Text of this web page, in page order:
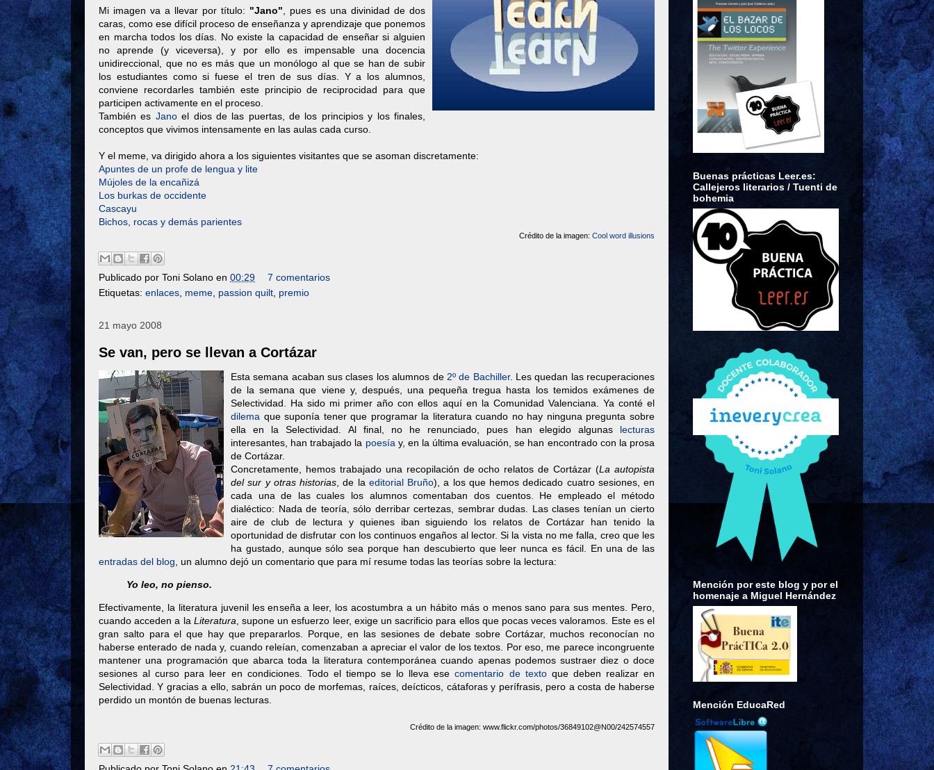
Mi imagen va a llevar por título: "Jano" , pues es una divinidad de dos
caras, como ese difícil proceso de enseñanza y aprendizaje que ponemos
en marcha todos los días. No existe la capacidad de enseñar si alguien
no aprende (y viceversa), y por ello es impensable una docencia
unidireccional, que no es más que un monólogo al que se han de subir
los estudiantes como si fuese el tren de sus días. Y a los alumnos,
conviene recordarles también este principio de reciprocidad para que
participen activamente en el proceso.
También es Janoel dios de las puertas, de los principios y los finales,
conceptos que vivimos intensamente en las aulas cada curso.
Y el meme, va dirigido ahora a los siguientes visitantes que se asoman discretamente:
Apuntes de un profe de lengua y lite
Mújoles de la encañizá
Los burkas de occidente
Cascayu
Bichos, rocas y demás parientes
Crédito de la imagen: Cool word illusions
Publicado por Toni Solano en 00:29
7 comentarios
Etiquetas: enlaces meme passion quilt premio
21 mayo 2008
Se van, pero se llevan a Cortázar
Esta semana acaban sus clases los alumnos de 2º de Bachiller. Les quedan las recuperaciones
de la semana que viene y, después, una pequeña tregua hasta los temidos exámenes de
Selectividad. Ha sido mi primer año con ellos aquí en la Comunidad Valenciana. Ya conté el
dilema que suponía tener que programar la literatura cuando no hay ninguna pregunta sobre
ella en la Selectividad. Al final, no he renunciado, pues han elegido algunas lecturas
interesantes, han trabajado la poesía y, en la última evaluación, se han encontrado con la prosa
de Cortázar.
Concretamente, hemos trabajado una recopilación de ocho relatos de Cortázar (La autopista
del sur y otras historias , de la editorial Bruño), a los que hemos dedicado cuatro sesiones, en
cada una de las cuales los alumnos comentaban dos cuentos. He empleado el método
dialéctico: Nada de teoría, sólo derribar certezas, sembrar dudas. Las clases tenían un cierto
aire de club de lectura y quienes iban siguiendo los relatos de Cortázar han tenido la
oportunidad de disfrutar con los continuos engaños al lector. Si la vista no me falla, creo que les
ha gustado, aunque sólo sea porque han descubierto que leer nunca es fácil. En una de las
entradas del blog , un alumno dejó un comentario que para mí resume todas las teorías sobre la lectura:
Yo leo, no pienso.
Efectivamente, la literatura juvenil les enseña a leer, los acostumbra a un hábito más o menos sano para sus mentes. Pero,
cuando acceden a la Literatura , supone un esfuerzo leer, exige un sacrificio para ellos que pocas veces valoramos. Este es el
gran salto para el que hay que prepararlos. Porque, en las sesiones de debate sobre Cortázar, muchos reconocían no
haberse enterado de nada y, cuando releían, comenzaban a apreciar el valor de los textos. Por eso, me parece incongruente
mantener una programación que abarca toda la literatura contemporánea cuando apenas podemos sustraer diez o doce
sesiones al curso para leer en condiciones. Todo el tiempo se lo lleva esecomentario de textoque deben realizar en
Selectividad. Y gracias a ello, sabrán un poco de morfemas, raíces, deícticos, cátaforas y perífrasis, pero a costa de haberse
perdido un montón de buenas lecturas.
Crédito de la imagen: www.flickr.com/photos/36849102@N00/242574557
Buenas prácticas Leer.es:
Callejeros literarios / Tuenti de
bohemia
Mención por este blog y por el
homenaje a Miguel Hernández
Mención EducaRed